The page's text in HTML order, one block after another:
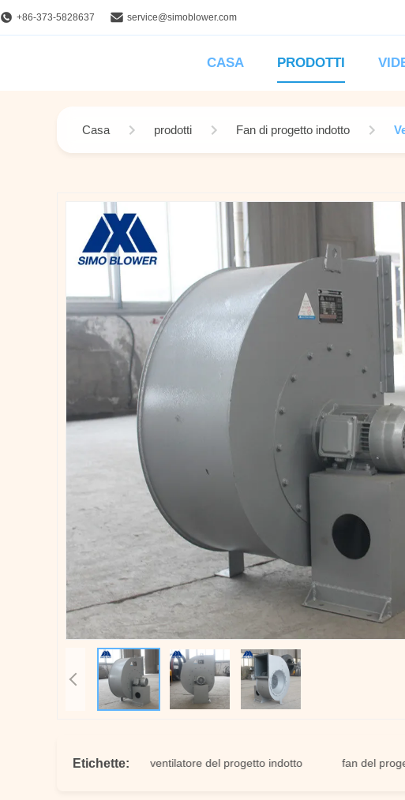
+86-373-5828637 service@simoblower.com
CASA PRODOTTI
Casa prodotti Fan di progetto indotto
Etichette:
indotto ventilatore del progetto indotto fan del progetto